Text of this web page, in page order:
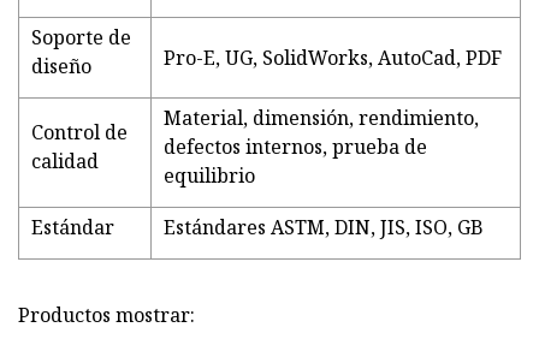
Soporte de
diseño
Pro-E, UG, SolidWorks, AutoCad, PDF
Control de
calidad
Material, dimensión, rendimiento,
defectos internos, prueba de
equilibrio
Estándar
Estándares ASTM, DIN, JIS, ISO, GB
Productos mostrar: